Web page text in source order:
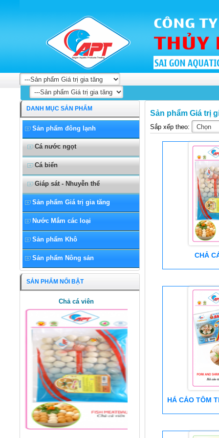
Sản phẩm Giá trị
Sắp xếp theo:
CHẢ
HÁ CẢO TÔM
DANH MỤC SẢN PHẨM
Sản phẩm đông lạnh
Cá nước ngọt
Cá biển
Giáp sát - Nhuyễn thể
Sản phẩm Giá trị gia tăng
Nước Mắm các loại
Sản phẩm Khô
Sản phẩm Nông sản
SẢN PHẨM NỔI BẬT
Chả cá viên